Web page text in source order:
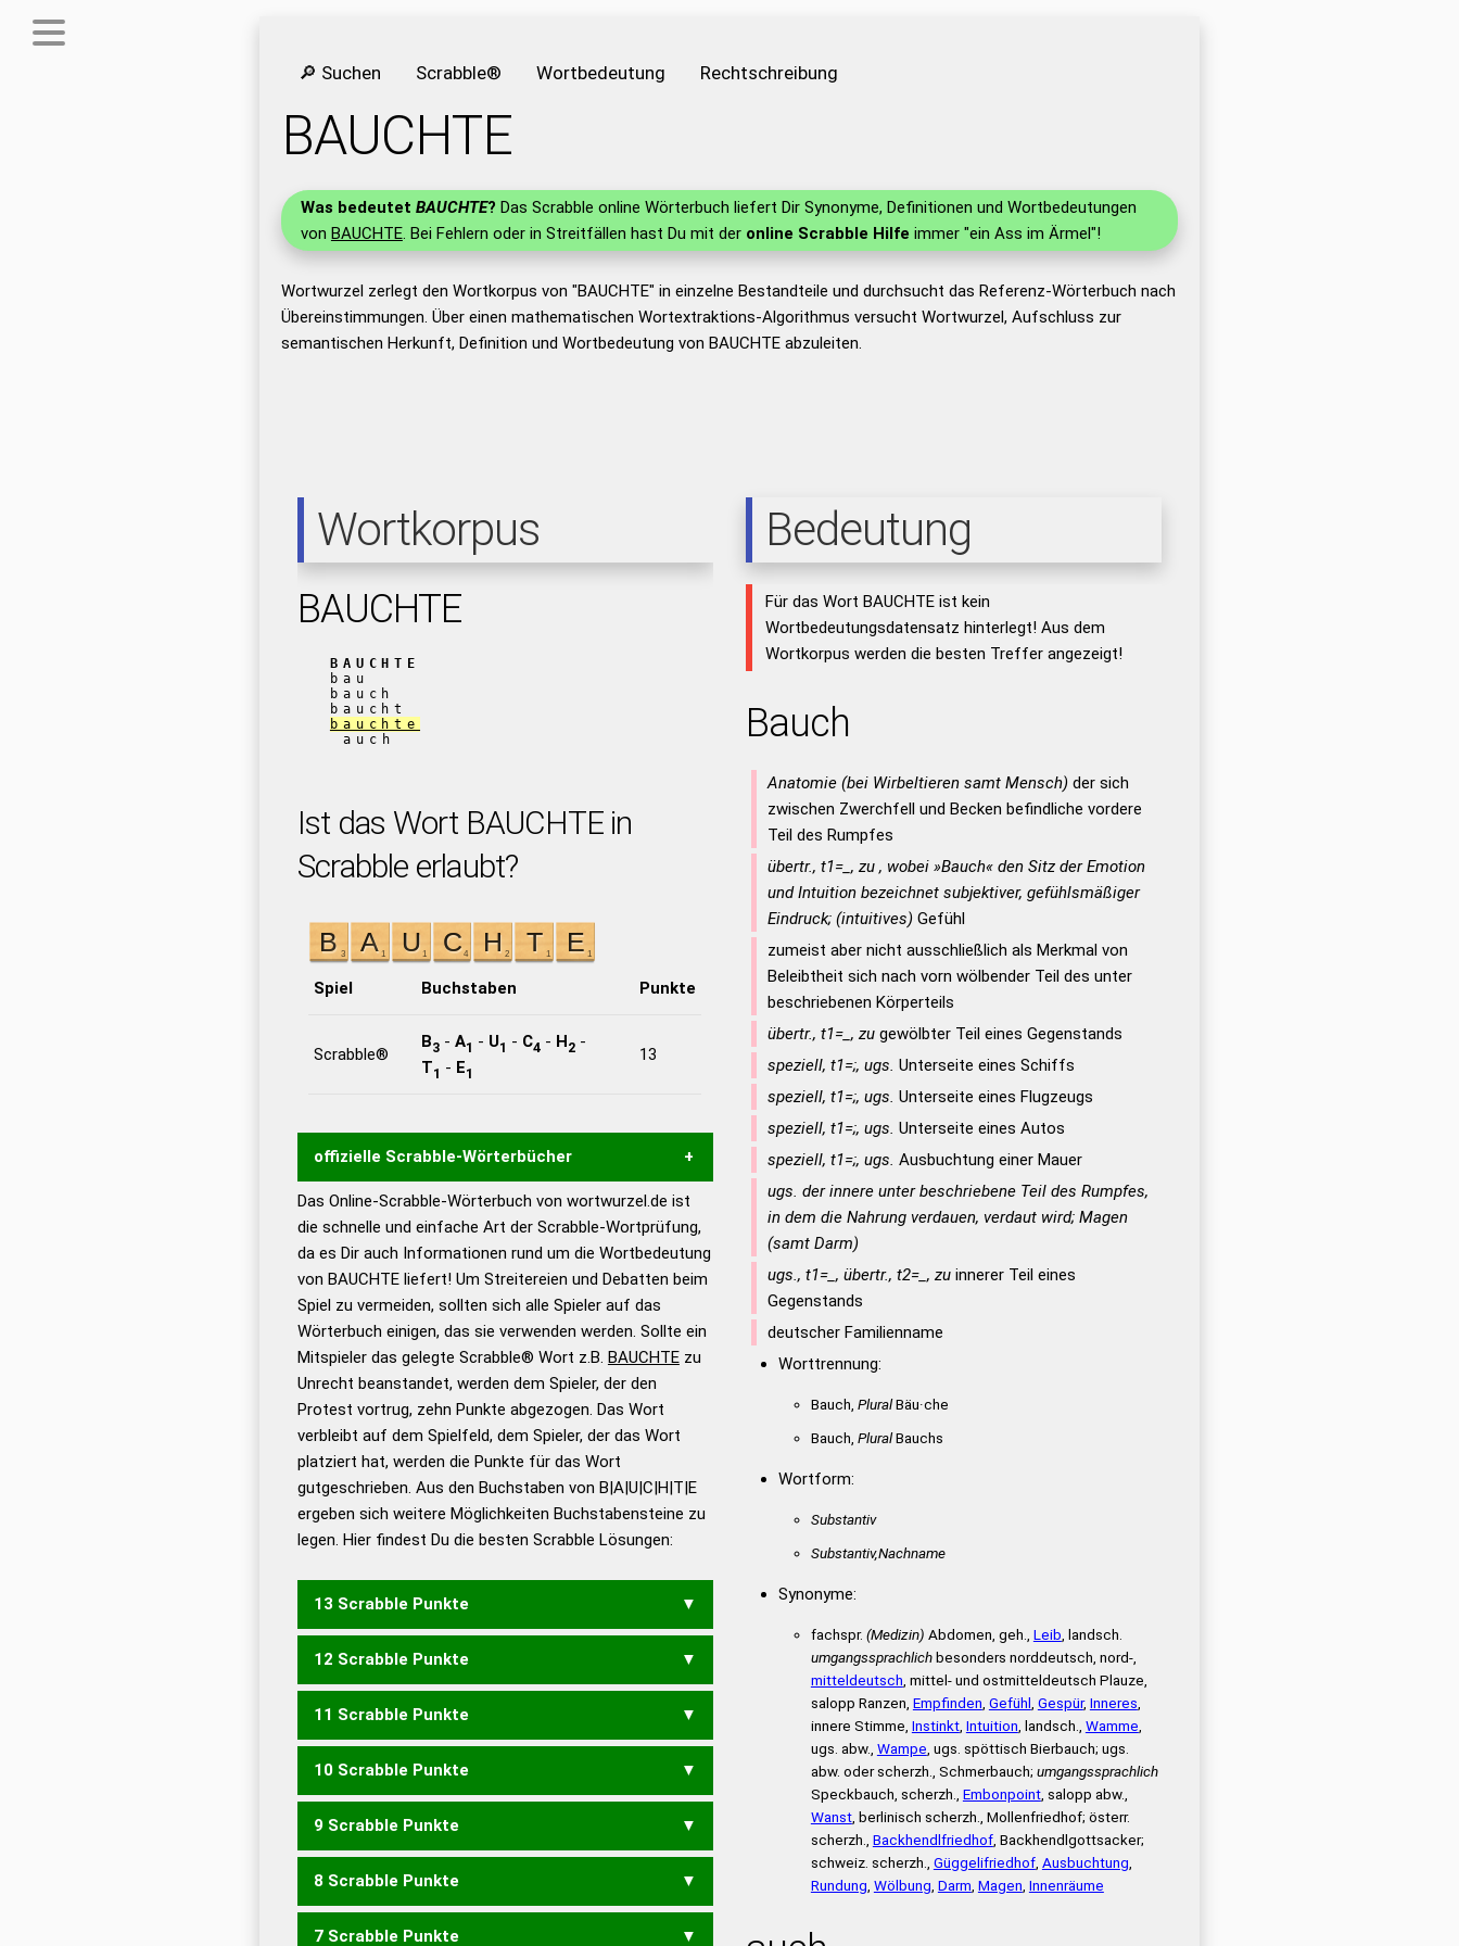
🔎 Suchen Scrabble® Wortbedeutung Rechtschreibung
BAUCHTE
Was bedeutet BAUCHTE? Das Scrabble online Wörterbuch liefert Dir Synonyme, Definitionen und Wortbedeutungen
von BAUCHTE. Bei Fehlern oder in Streitfällen hast Du mit der online Scrabble Hilfe immer "ein Ass im Ärmel"!
Wortwurzel zerlegt den Wortkorpus von "BAUCHTE" in einzelne Bestandteile und durchsucht das Referenz-Wörterbuch nach
Übereinstimmungen. Über einen mathematischen Wortextraktions-Algorithmus versucht Wortwurzel, Aufschluss zur
semantischen Herkunft, Definition und Wortbedeutung von BAUCHTE abzuleiten.
Wortkorpus
BAUCHTE
BAUCHTE
bau
bauch
baucht
bauchte
auch
Ist das Wort BAUCHTE in
Scrabble erlaubt?
Spiel Buchstaben Punkte
Scrabble®
B3- A1 - U1 - C4 - H2-
T1 - E1
13
offizielle Scrabble-Wörterbücher
Wortwurzel liefert mit Hilfe eines semantischen
Wortanalyse-Algorithmus gute Anhaltspunkte zu
Wortbedeutung, Worttrennung und Wortform, um die
Gültigkeit eines Wortes für das Scrabble-Spiel zu
bestimmen! zugelassene Turnier Scrabble-
Wörterbücher sind:
Duden – Standardwerk in 12
Bänden
Duden – Richtiges und gutes
Deutsch
Duden – Die deutsche Grammatik
Duden – Deutsches
Universalwörterbuch
Das Online-Scrabble-Wörterbuch von wortwurzel.de ist
die schnelle und einfache Art der Scrabble-Wortprüfung,
da es Dir auch Informationen rund um die Wortbedeutung
von BAUCHTE liefert! Um Streitereien und Debatten beim
Spiel zu vermeiden, sollten sich alle Spieler auf das
Wörterbuch einigen, das sie verwenden werden. Sollte ein
Mitspieler das gelegte Scrabble® Wort z.B. BAUCHTEzu
Unrecht beanstandet, werden dem Spieler, der den
Protest vortrug, zehn Punkte abgezogen. Das Wort
verbleibt auf dem Spielfeld, dem Spieler, der das Wort
platziert hat, werden die Punkte für das Wort
gutgeschrieben. Aus den Buchstaben von B|A|U|C|H|T|E
ergeben sich weitere Möglichkeiten Buchstabensteine zu
legen. Hier findest Du die besten Scrabble Lösungen:
13 Scrabble Punkte
BAUCHET
12 Scrabble Punkte
BAUCHE BEACHT BEUCHT
CHUTBA
11 Scrabble Punkte
BACHE BEACH BEUCH
10 Scrabble Punkte
BACH BUCH TAUCHE
9 Scrabble Punkte
ACHTE TAUCH TUCHE
8 Scrabble Punkte
ABC CAB ACHT CHAT
7 Scrabble Punkte
Bedeutung
Für das Wort BAUCHTE ist kein
Wortbedeutungsdatensatz hinterlegt! Aus dem
Wortkorpus werden die besten Treffer angezeigt!
Bauch
Anatomie (bei Wirbeltieren samt Mensch) der sich
zwischen Zwerchfell und Becken befindliche vordere
Teil des Rumpfes
übertr., t1=_, zu , wobei »Bauch« den Sitz der Emotion
und Intuition bezeichnet subjektiver, gefühlsmäßiger
Eindruck; (intuitives) Gefühl
zumeist aber nicht ausschließlich als Merkmal von
Beleibtheit sich nach vorn wölbender Teil des unter
beschriebenen Körperteils
übertr., t1=_, zu gewölbter Teil eines Gegenstands
speziell, t1=;, ugs. Unterseite eines Schiffs
speziell, t1=;, ugs. Unterseite eines Flugzeugs
speziell, t1=;, ugs. Unterseite eines Autos
speziell, t1=;, ugs. Ausbuchtung einer Mauer
ugs. der innere unter beschriebene Teil des Rumpfes,
in dem die Nahrung verdauen, verdaut wird; Magen
(samt Darm)
ugs., t1=_, übertr., t2=_, zu innerer Teil eines
Gegenstands
deutscher Familienname
Worttrennung:
Bauch, PluralBäu·che
Bauch, PluralBauchs
Wortform:
Substantiv
Substantiv,Nachname
Synonyme:
fachspr. (Medizin) Abdomen, geh., Leib , landsch.
umgangssprachlichbesonders norddeutsch, nord-,
mitteldeutsch , mittel- und ostmitteldeutsch Plauze,
salopp Ranzen, Empfinden Gefühl Gespür, Inneres
innere Stimme, Instinkt, Intuition , landsch., Wamme
ugs. abw., Wampe , ugs. spöttisch Bierbauch; ugs.
abw. oder scherzh., Schmerbauch; umgangssprachlich
Speckbauch, scherzh., Embonpoint, salopp abw.,
Wanst, berlinisch scherzh., Mollenfriedhof; österr.
scherzh., Backhendlfriedhof, Backhendlgottsacker;
schweiz. scherzh., Güggelifriedhof, Ausbuchtung
Rundung Wölbung Darm Magen Innenräume